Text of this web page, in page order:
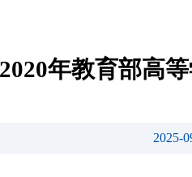
年教育部高
2025-